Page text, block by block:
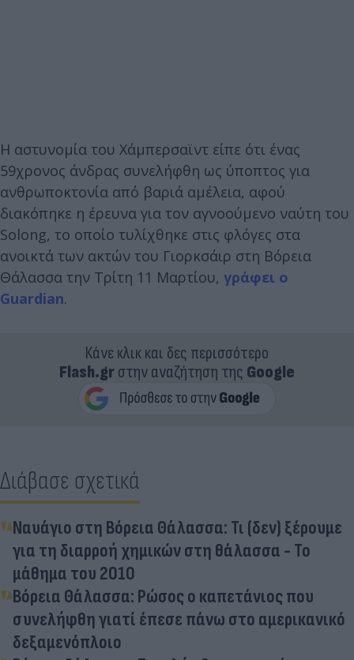
Η αστυνομία του Χάμπερσαϊντ είπε ότι ένας
59χρονος άνδρας συνελήφθη ως ύποπτος για
ανθρωποκτονία από βαριά αμέλεια, αφού
διακόπηκε η έρευνα για τον αγνοούμενο ναύτη του
Solong, το οποίο τυλίχθηκε στις φλόγες στα
ανοικτά των ακτών του Γιορκσάιρ στη Βόρεια
Θάλασσα την Τρίτη 11 Μαρτίου, γράφει ο
Guardian.
Κάνε κλικ και δες περισσότερο
Flash.grστην αναζήτηση της Google
Διάβασε σχετικά
Ναυάγιο στη Βόρεια Θάλασσα: Τι (δεν) ξέρουμε
για τη διαρροή χημικών στη θάλασσα - Το
μάθημα του 2010
Βόρεια Θάλασσα: Ρώσος ο καπετάνιος που
συνελήφθη γιατί έπεσε πάνω στο αμερικανικό
δεξαμενόπλοιο